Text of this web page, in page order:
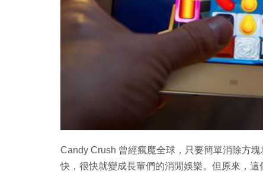
Candy Crush 曾經瘋魔全球，只要簡單消除方
快，很快就變成長輩們的消閒娛樂。但原來，